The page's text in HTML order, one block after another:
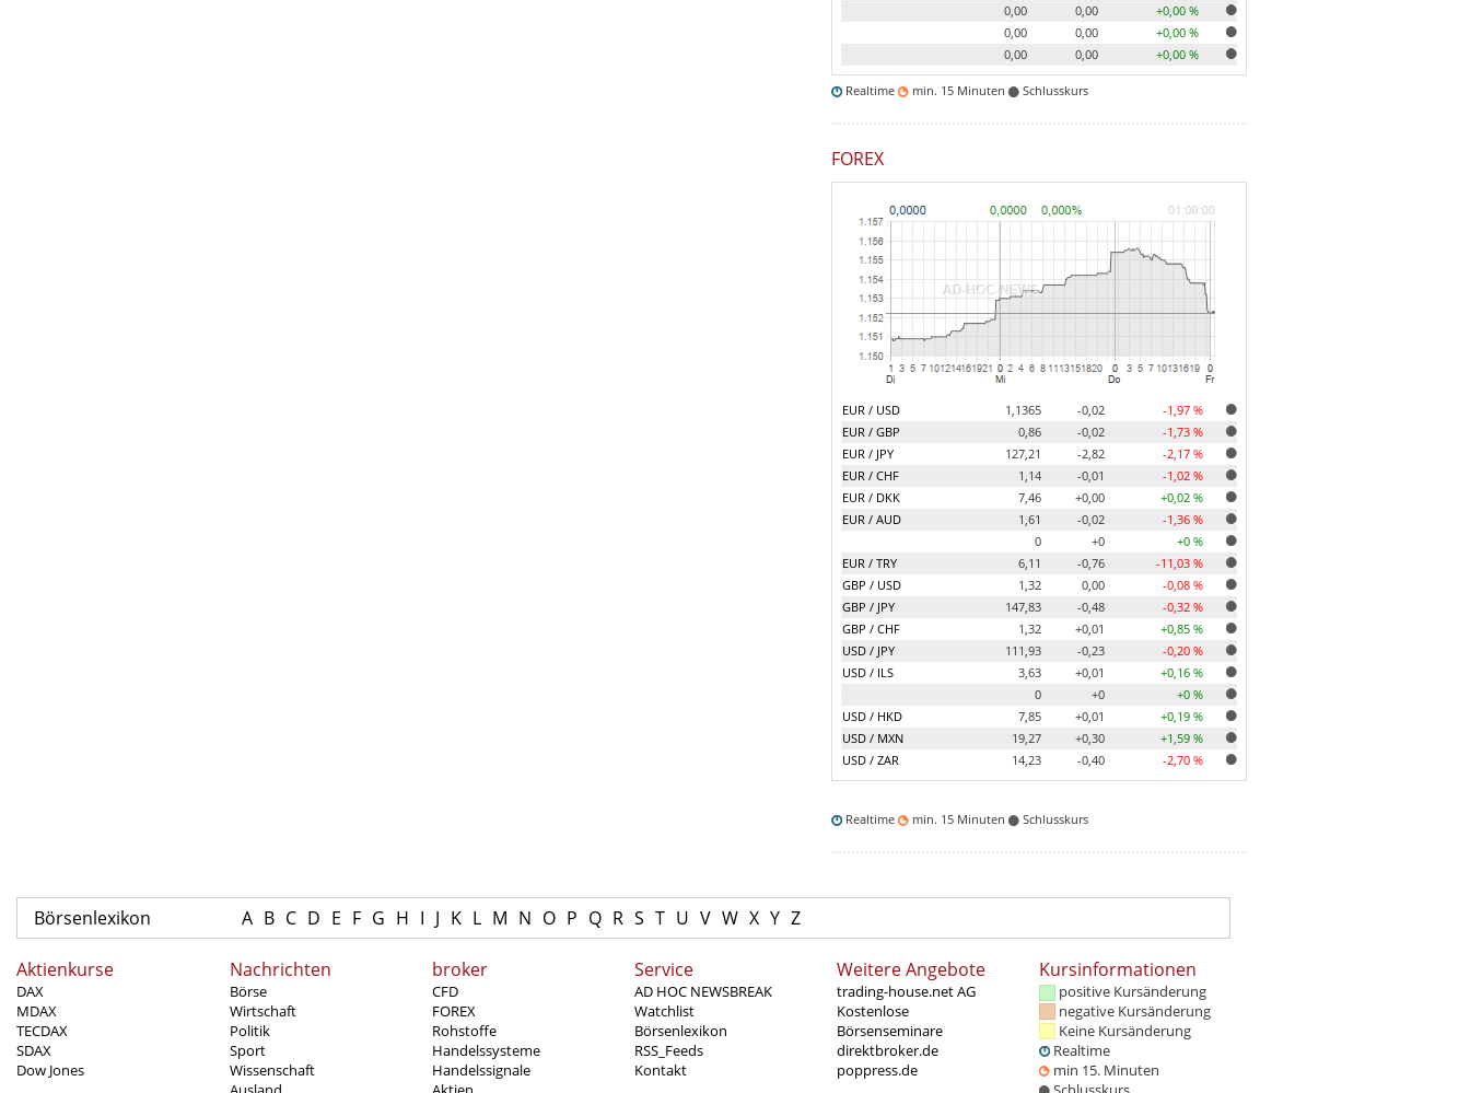
0,00
0,00
+0,00 %
0,00
0,00
+0,00 %
0,00
0,00 +0,00 %
Realtime min. 15 Minuten Schlusskurs
FOREX
EUR / USD 1,1365 -0,02
-1,97 %
EUR / GBP
0,86 -0,02
-1,73 %
EUR / JPY
127,21 -2,82
-2,17 %
EUR / CHF
1,14 -0,01
-1,02 %
EUR / DKK
7,46 +0,00
+0,02 %
EUR / AUD
1,61 -0,02
-1,36 %
0
+0
+0 %
EUR / TRY
6,11 -0,76
-11,03 %
GBP / USD
1,32 0,00
-0,08 %
GBP / JPY
147,83 -0,48
-0,32 %
GBP / CHF
1,32 +0,01
+0,85 %
USD / JPY
111,93 -0,23
-0,20 %
USD / ILS
3,63 +0,01
+0,16 %
0
+0
+0 %
USD / HKD
7,85 +0,01
+0,19 %
USD / MXN
19,27 +0,30
+1,59 %
USD / ZAR
14,23 -0,40 -2,70 %
Realtime min. 15 Minuten Schlusskurs
Börsenlexikon A B C D E F G H I J K L M N O P Q R S T U V W X Y Z
Aktienkurse
DAX
MDAX
TECDAX
SDAX
Dow Jones
Nachrichten
Börse
Wirtschaft
Politik
Sport
Wissenschaft
broker
CFD
FOREX
Rohstoffe
Handelssysteme
Handelssignale
Service
AD HOC NEWSBREAK
Watchlist
Börsenlexikon
RSS_Feeds
Kontakt
Weitere Angebote
trading-house.net AG
Kostenlose
Börsenseminare
direktbroker.de
poppress.de
Kursinformationen
positive Kursänderung
negative Kursänderung
Keine Kursänderung
Realtime
min 15. Minuten